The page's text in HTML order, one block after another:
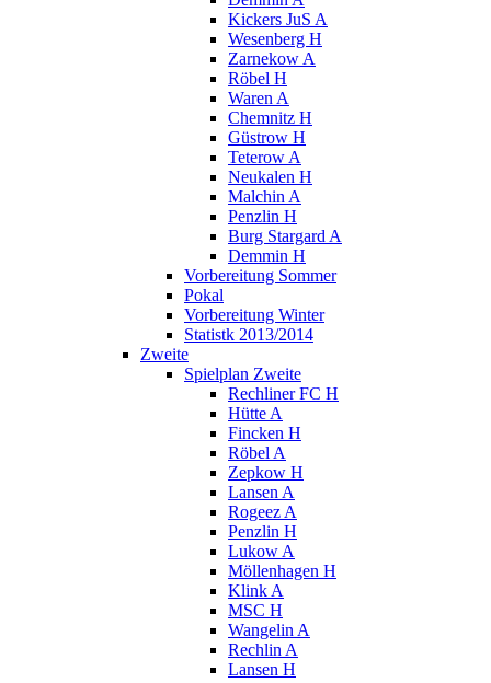
Kickers JuS A
Wesenberg H
Zarnekow A
Röbel H
Waren A
Chemnitz H
Güstrow H
Teterow A
Neukalen H
Malchin A
Penzlin H
Burg Stargard A
Demmin H
Vorbereitung Sommer
Pokal
Vorbereitung Winter
Statistk 2013/2014
Zweite
Spielplan Zweite
Rechliner FC H
Hütte A
Fincken H
Röbel A
Zepkow H
Lansen A
Rogeez A
Penzlin H
Lukow A
Möllenhagen H
Klink A
MSC H
Wangelin A
Rechlin A
Lansen H